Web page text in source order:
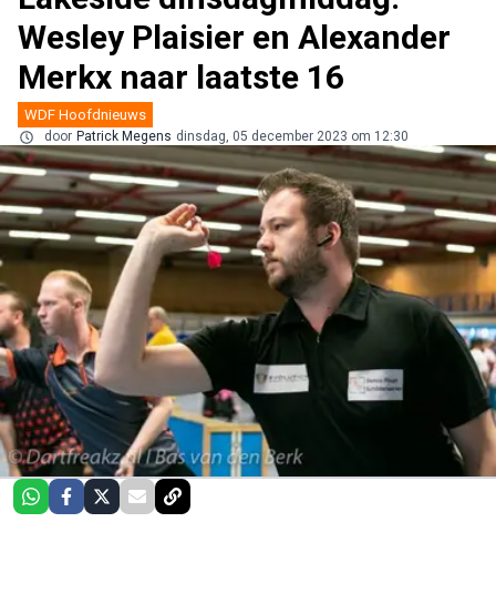
Wesley Plaisier en Alexander
Merkx naar laatste 16
WDF Hoofdnieuws
door Patrick Megens dinsdag, 05 december 2023 om 12:30